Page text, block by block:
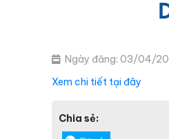
Ngày đăng: 03/04/
Xem chi tiết tại đây
Chia sẻ: